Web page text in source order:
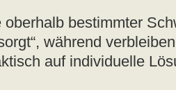
oberhalb bestimmter
während
auf individuelle